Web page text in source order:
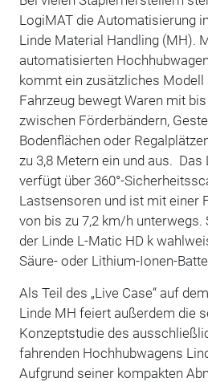
LogiMAT die Automatisierung
Linde Material Handling (MH).
automatisierten
kommt ein zusätzliches Modell
Fahrzeug bewegt Waren mit bis
zwischen Förderbändern,
Bodenflächen oder
zu 3,8 Metern ein und aus.
verfügt über 360°-
Lastsensoren und ist mit einer
von bis zu 7,2 km/h unterwegs.
der Linde L-Matic HD k
Säure- oder Lithium-Ionen-
Als Teil des „Live Case“ auf
Linde MH feiert außerdem die
Konzeptstudie des
fahrenden Hochhubwagens
Aufgrund seiner kompakten